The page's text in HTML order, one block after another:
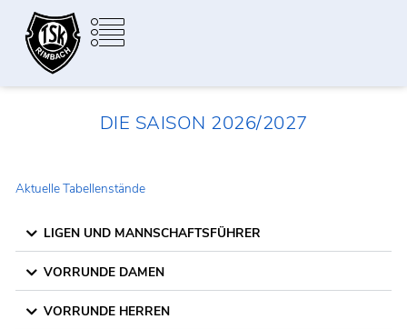
Inhalt
springen
DIE SAISON 2026/2027
Aktuelle Tabellenstände
LIGEN UND MANNSCHAFTSFÜHRER
VORRUNDE DAMEN
VORRUNDE HERREN